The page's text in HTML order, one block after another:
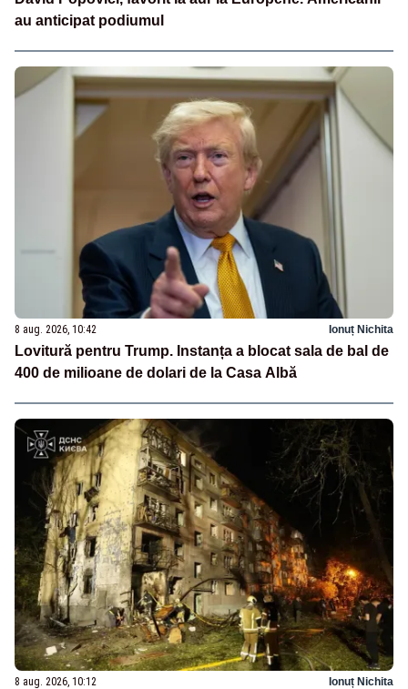
au anticipat podiumul
8 aug. 2026, 10:42 Ionuț Nichita
Lovitură pentru Trump. Instanța a blocat sala de bal de
400 de milioane de dolari de la Casa Albă
8 aug. 2026, 10:12 Ionuț Nichita